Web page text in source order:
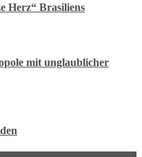
Herz“ Brasiliens
mit unglaublicher